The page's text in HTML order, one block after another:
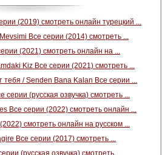
(2019) смотреть онлайн турецкий ...
Все серии (2014) смотреть ...
(2021) смотреть онлайн на ...
Kiz Все серии (2021) смотреть ...
тебя / Senden Bana Kalan Все серии ...
(русская озвучка) смотреть ...
Все серии (2022) смотреть онлайн ...
смотреть онлайн на русском ...
Все серии (2017) смотреть ...
(русская озвучка) смотреть ...